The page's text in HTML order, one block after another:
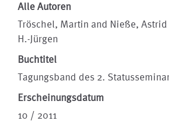
Alle Autoren
Tröschel, Martin and Nieße,
H.-Jürgen
Buchtitel
Tagungsband des 2.
Erscheinungsdatum
10 / 2011